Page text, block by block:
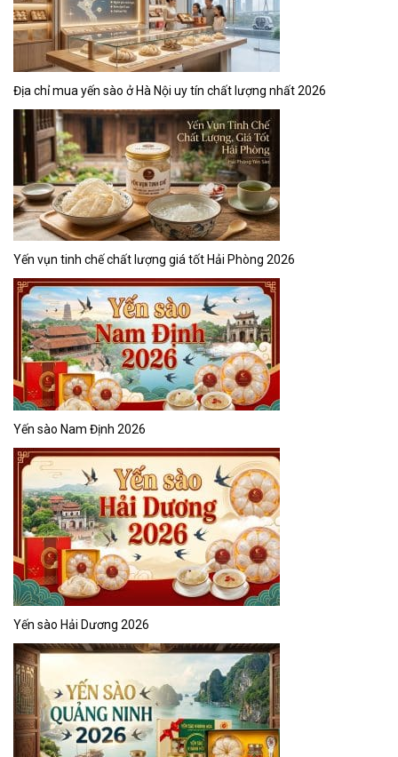
Địa chỉ mua yến sào ở Hà Nội uy tín chất lượng nhất 2026
Yến vụn tinh chế chất lượng giá tốt Hải Phòng 2026
Yến sào Nam Định 2026
Yến sào Hải Dương 2026